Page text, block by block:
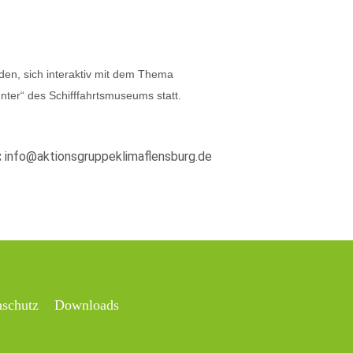
sich interaktiv mit dem Thema
des Schifffahrtsmuseums statt.
info@aktionsgruppeklimaflensburg.de
Downloads